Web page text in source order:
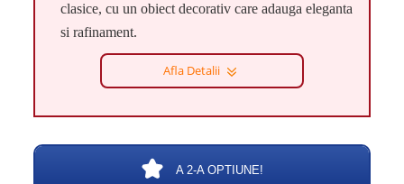
clasice, cu un obiect decorativ care adauga eleganta
si rafinament.
Afla Detalii
A 2-A OPTIUNE!